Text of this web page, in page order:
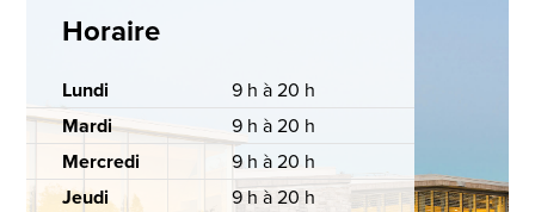
Horaire
Lundi
9 h à 20 h
Mardi
9 h à 20 h
Mercredi
9 h à 20 h
Jeudi
9 h à 20 h